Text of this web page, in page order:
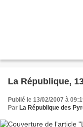
La République,
Publié le 13/02/2007 à
Par La République des